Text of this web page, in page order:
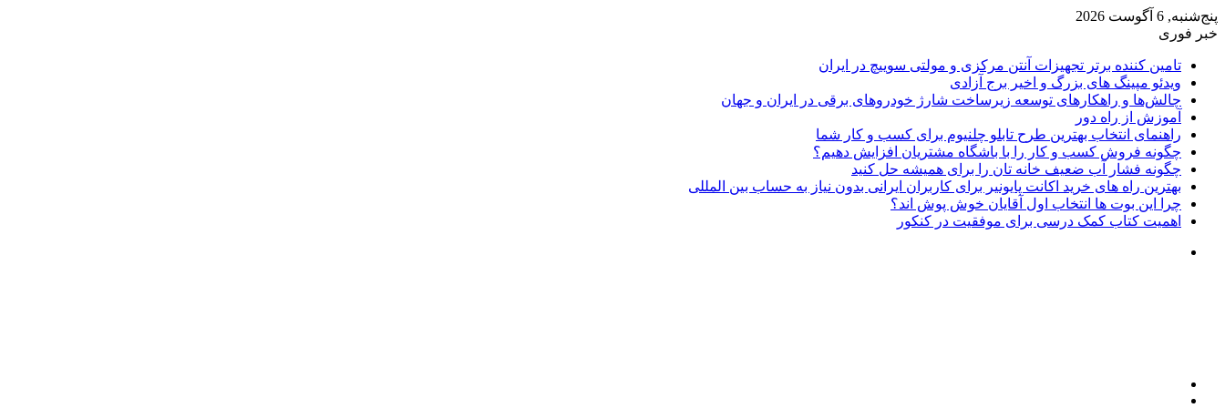
پنج‌شنبه, 6 آگوست 2026
خبر فوری
تامین کننده برتر تجهیزات آنتن مرکزی و مولتی سوییچ در ایران
ویدئو مپینگ های بزرگ و اخیر برج آزادی
چالش‌ها و راهکارهای توسعه زیرساخت شارژ خودروهای برقی در ایران و جهان
آموزش از راه دور
راهنمای انتخاب بهترین طرح تابلو چلنیوم برای کسب و کار شما
چگونه فروش کسب و کار را با باشگاه مشتریان افزایش دهیم؟
چگونه فشار آب ضعیف خانه تان را برای همیشه حل کنید
بهترین راه های خرید اکانت پایونیر برای کاربران ایرانی بدون نیاز به حساب بین المللی
چرا این بوت ها انتخاب اول آقایان خوش پوش اند؟
اهمیت کتاب کمک درسی برای موفقیت در کنکور